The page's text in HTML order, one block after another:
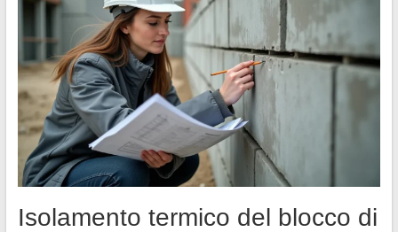
Isolamento termico del blocco di